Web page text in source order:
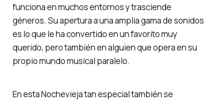
funciona en muchos entornos y trasciende
géneros. Su apertura a una amplia gama de sonidos
es lo que le ha convertido en un favorito muy
querido, pero también en alguien que opera en su
propio mundo musical paralelo.
En esta Nochevieja tan especial también se